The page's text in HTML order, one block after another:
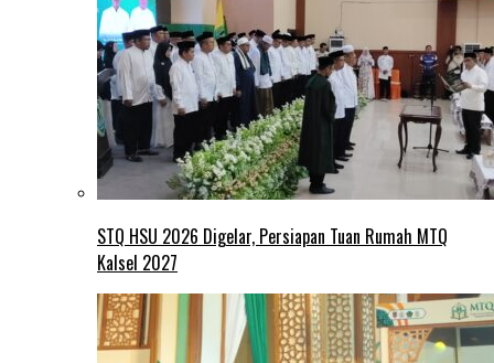
STQ HSU 2026 Digelar, Persiapan Tuan Rumah MTQ
Kalsel 2027